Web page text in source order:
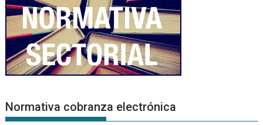
Normativa cobranza electrónica